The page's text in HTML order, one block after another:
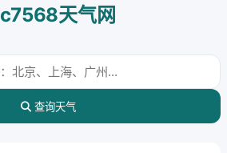
c7568天气网
查询天气